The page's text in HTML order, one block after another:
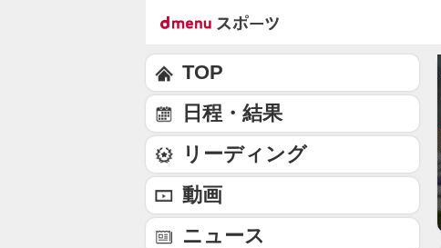
TOP
日程・結果
リーディング
動画
ニュース